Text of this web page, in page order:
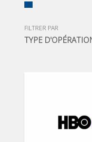
FILTRER PAR
TYPE